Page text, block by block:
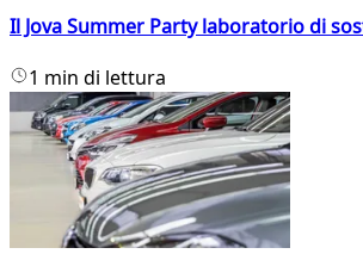
Il Jova Summer Party laboratorio di
1 min di lettura